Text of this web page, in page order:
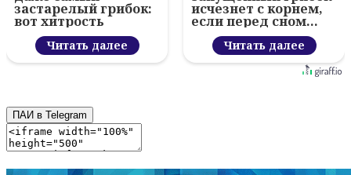
застарелый грибок:
вот хитрость
Читать далее
исчезнет с корнем,
если перед сном…
Читать далее
ПАИ в Telegram